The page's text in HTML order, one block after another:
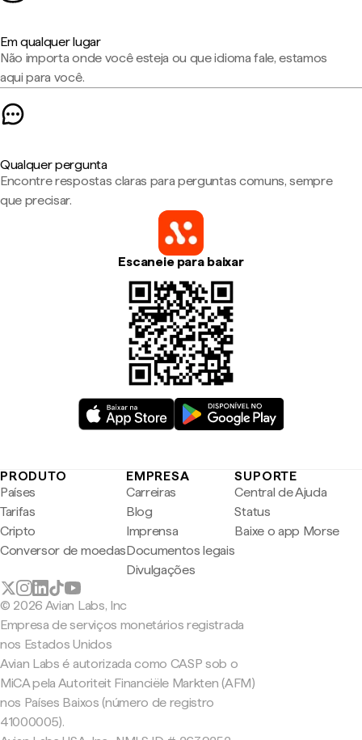
Em qualquer lugar
Não importa onde você esteja ou que idioma fale, estamos
aqui para você.
Qualquer pergunta
Encontre respostas claras para perguntas comuns, sempre
que precisar.
Escaneie para baixar
PRODUTO
Países
Tarifas
Cripto
Conversor de moedas
EMPRESA
Carreiras
Blog
Imprensa
Documentos legais
Divulgações
SUPORTE
Central de Ajuda
Status
Baixe o app Morse
© 2026 Avian Labs, Inc
Empresa de serviços monetários registrada
nos Estados Unidos
Avian Labs é autorizada como CASP sob o
MiCA pela Autoriteit Financiële Markten (AFM)
nos Países Baixos (número de registro
41000005).